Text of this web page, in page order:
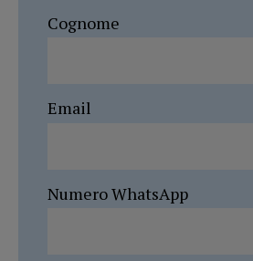
Cognome
Email
Numero WhatsApp